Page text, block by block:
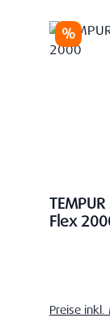
Rabatt
%
Flex
Preise